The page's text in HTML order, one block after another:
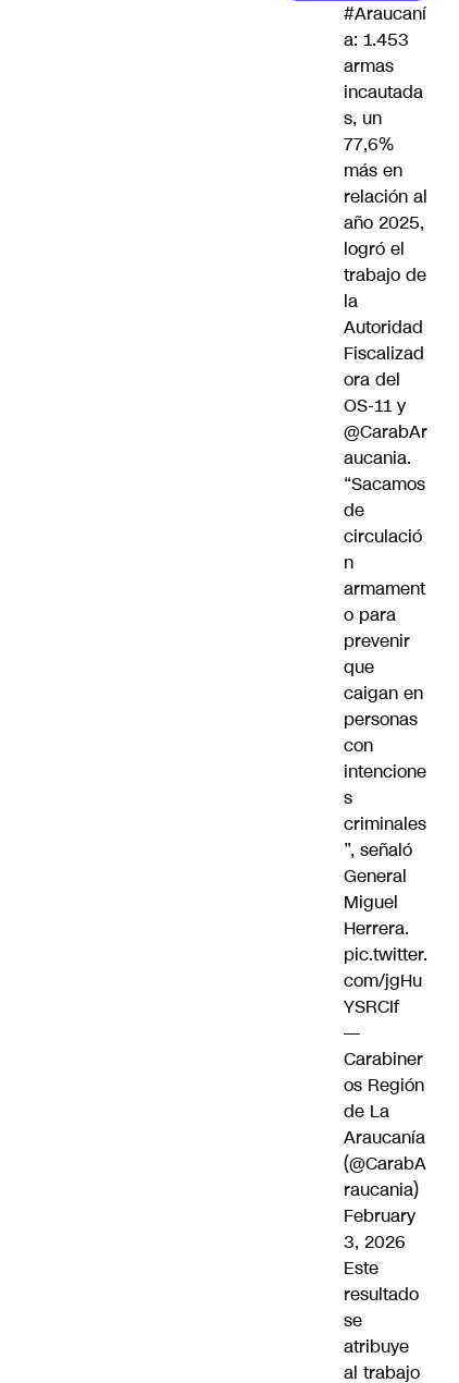
#Araucaní
a: 1.453
armas
incautada
s, un
77,6%
más en
relación al
año 2025,
logró el
trabajo de
la
Autoridad
Fiscalizad
ora del
OS-11 y
@CarabAr
aucania.
“Sacamos
de
circulació
n
armament
o para
prevenir
que
caigan en
personas
con
intencione
s
criminales
”, señaló
General
Miguel
Herrera.
pic.twitter.
com/jgHu
YSRCIf
—
Carabiner
os Región
de La
Araucanía
(@CarabA
raucania)
February
3, 2026
Este
resultado
se
atribuye
al trabajo